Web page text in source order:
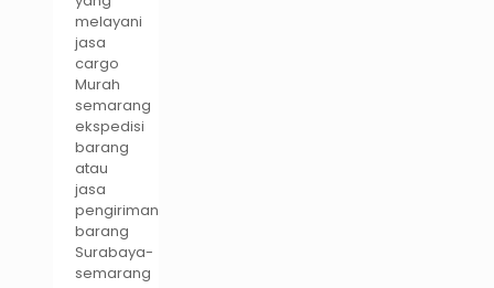
melayani
jasa
cargo
Murah
semarang
ekspedisi
barang
atau
jasa
pengiriman
barang
Surabaya-
semarang